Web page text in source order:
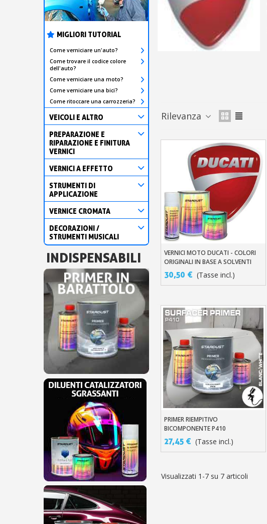
MIGLIORI TUTORIAL
Come verniciare un'auto?
Come trovare il codice colore
dell'auto?
Come verniciare una moto?
Come verniciare una bici?
Come ritoccare una carrozzeria?
VEICOLI E ALTRO
PREPARAZIONE E
RIPARAZIONE E FINITURA
VERNICI
VERNICI A EFFETTO
STRUMENTI DI
APPLICAZIONE
VERNICE CROMATA
DECORAZIONI /
STRUMENTI MUSICALI
INDISPENSABILI
Rilevanza
Aggiungi Al Carrello
VERNICI MOTO DUCATI - COLORI
ORIGINALI IN BASE A SOLVENTI
30,50 € (Tasse incl.)
Aggiungi Al Carrello
PRIMER RIEMPITIVO
BICOMPONENTE P410
27,45 € (Tasse incl.)
Visualizzati 1-7 su 7 articoli